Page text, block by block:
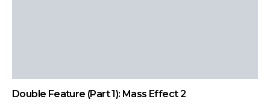
Double Feature (Part 1): Mass Effect 2